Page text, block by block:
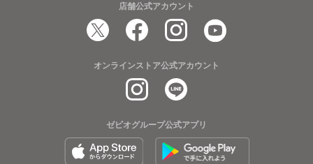
店舗公式アカウント
オンラインストア公式アカウント
ゼビオグループ公式アプリ